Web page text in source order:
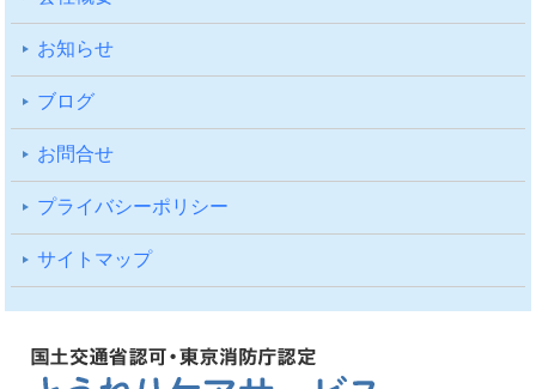
お知らせ
ブログ
お問合せ
プライバシーポリシー
サイトマップ